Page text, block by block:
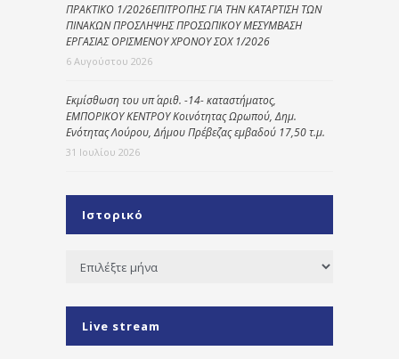
ΠΡΑΚΤΙΚΟ 1/2026ΕΠΙΤΡΟΠΗΣ ΓΙΑ ΤΗΝ ΚΑΤΑΡΤΙΣΗ ΤΩΝ
ΠΙΝΑΚΩΝ ΠΡΟΣΛΗΨΗΣ ΠΡΟΣΩΠΙΚΟΥ ΜΕΣΥΜΒΑΣΗ
ΕΡΓΑΣΙΑΣ ΟΡΙΣΜΕΝΟΥ ΧΡΟΝΟΥ ΣΟΧ 1/2026
6 Αυγούστου 2026
Εκμίσθωση του υπ΄ αριθ. -14- καταστήματος,
ΕΜΠΟΡΙΚΟΥ ΚΕΝΤΡΟΥ Κοινότητας Ωρωπού, Δημ.
Ενότητας Λούρου, Δήμου Πρέβεζας εμβαδού 17,50 τ.μ.
31 Ιουλίου 2026
Ιστορικό
Ιστορικό
Live stream